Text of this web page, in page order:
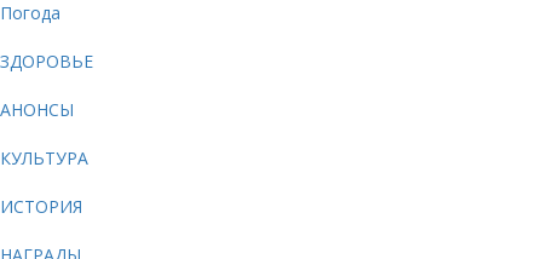
Погода
ЗДОРОВЬЕ
АНОНСЫ
КУЛЬТУРА
ИСТОРИЯ